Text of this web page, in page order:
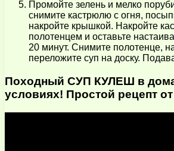
Промойте зелень и мелко
снимите кастрюлю с огня,
накройте крышкой. Накройте
полотенцем и оставьте
20 минут. Снимите полотенце,
переложите суп на доску.
Походный СУП КУЛЕШ в
условиях! Простой рецепт